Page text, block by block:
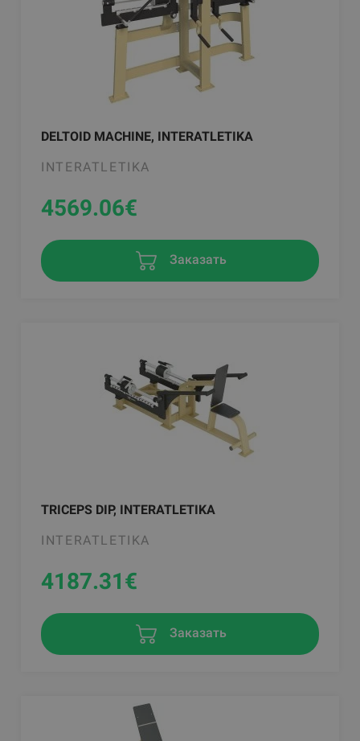
DELTOID MACHINE, INTERATLETIKA
INTERATLETIKA
4569.06€
Заказать
TRICEPS DIP, INTERATLETIKA
INTERATLETIKA
4187.31€
Заказать